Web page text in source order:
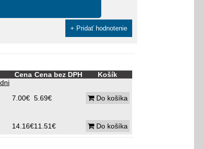
+ Pridať hodnotenie
Cena Cena bez DPH
Košík
7.00€ 5.69€ Do košíka
14.16€11.51€ Do košíka